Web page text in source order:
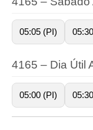
05:05 (PI)
4165 – Dia Útil
05:00 (PI)